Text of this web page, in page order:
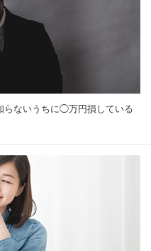
らないうちに◯万円損している